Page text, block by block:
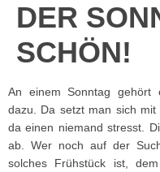
DER
SCHÖN!
An einem Sonntag gehört
dazu. Da setzt man sich
da einen niemand stresst.
ab. Wer noch auf der
solches Frühstück ist,